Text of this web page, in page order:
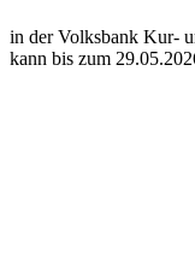
in der Volksbank Kur-
kann bis zum